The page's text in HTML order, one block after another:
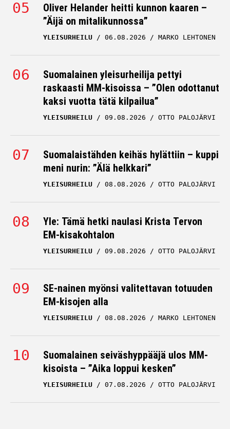
Oliver Helander heitti kunnon kaaren –
”Äijä on mitalikunnossa”
YLEISURHEILU 06.08.2026 MARKO LEHTONEN
Suomalainen yleisurheilija pettyi
raskaasti MM-kisoissa – ”Olen odottanut
kaksi vuotta tätä kilpailua”
YLEISURHEILU 09.08.2026 OTTO PALOJÄRVI
Suomalaistähden keihäs hylättiin – kuppi
meni nurin: ”Älä helkkari”
YLEISURHEILU 08.08.2026 OTTO PALOJÄRVI
Yle: Tämä hetki naulasi Krista Tervon
EM-kisakohtalon
YLEISURHEILU 09.08.2026 OTTO PALOJÄRVI
SE-nainen myönsi valitettavan totuuden
EM-kisojen alla
YLEISURHEILU 08.08.2026 MARKO LEHTONEN
Suomalainen seiväshyppääjä ulos MM-
kisoista – ”Aika loppui kesken”
YLEISURHEILU 07.08.2026 OTTO PALOJÄRVI